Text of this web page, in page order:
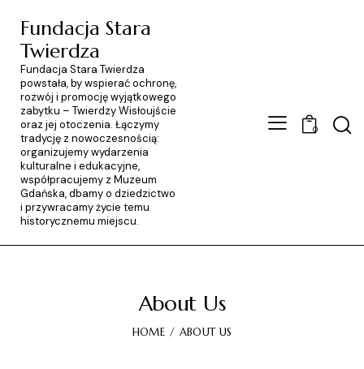
Fundacja Stara
Twierdza
Fundacja Stara Twierdza
powstała, by wspierać ochronę,
rozwój i promocję wyjątkowego
zabytku – Twierdzy Wisłoujście
oraz jej otoczenia. Łączymy
tradycję z nowoczesnością:
organizujemy wydarzenia
kulturalne i edukacyjne,
współpracujemy z Muzeum
Gdańska, dbamy o dziedzictwo
i przywracamy życie temu
historycznemu miejscu.
0
About Us
HOME ABOUT US